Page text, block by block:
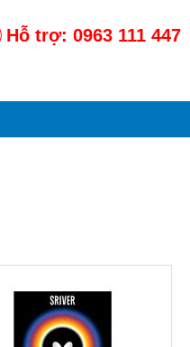
Hỗ trợ: 0963 111 447